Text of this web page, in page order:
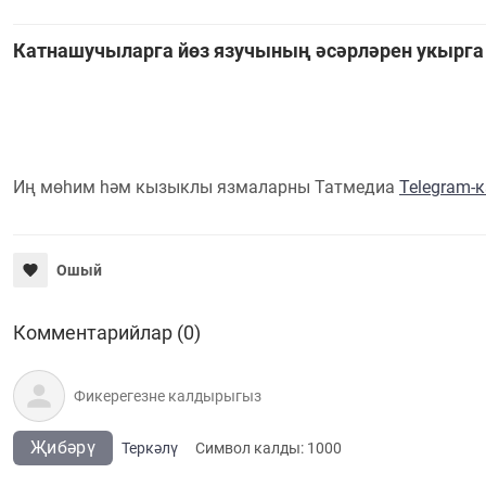
Катнашучыларга йөз язучының әсәрләрен
Иң мөһим һәм кызыклы язмаларны Татмедиа Telegram-
Ошый
Комментарийлар (0)
Җибәрү Теркәлү Cимвол калды: 1000